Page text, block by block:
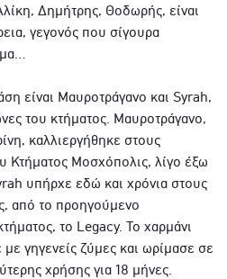
Δημήτρης, Θοδωρής, είναι
γεγονός που σίγουρα
είναι Μαυροτράγανο και Syrah,
του κτήματος. Μαυροτράγανο,
καλλιεργήθηκε στους
Κτήματος Μοσχόπολις, λίγο έξω
υπήρχε εδώ και χρόνια στους
από το προηγούμενο
το Legacy. Το χαρμάνι
γηγενείς ζύμες και ωρίμασε σε
χρήσης για 18 μήνες.